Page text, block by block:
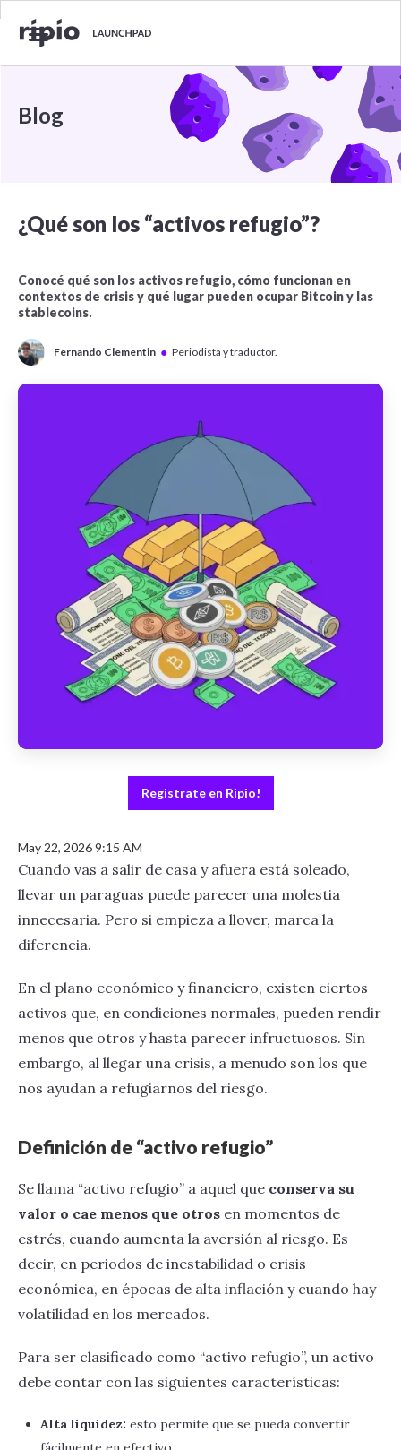
Blog
¿Qué son los “activos refugio”?
Conocé qué son los activos refugio, cómo funcionan en
contextos de crisis y qué lugar pueden ocupar Bitcoin y las
stablecoins.
Fernando Clementin ● Periodista y traductor.
Registrate en Ripio!
May 22, 2026 9:15 AM
Cuando vas a salir de casa y afuera está soleado,
llevar un paraguas puede parecer una molestia
innecesaria. Pero si empieza a llover, marca la
diferencia.
En el plano económico y financiero, existen ciertos
activos que, en condiciones normales, pueden rendir
menos que otros y hasta parecer infructuosos. Sin
embargo, al llegar una crisis, a menudo son los que
nos ayudan a refugiarnos del riesgo.
Definición de “activo refugio”
Se llama “activo refugio” a aquel que conserva su
valor o cae menos que otros en momentos de
estrés, cuando aumenta la aversión al riesgo. Es
decir, en periodos de inestabilidad o crisis
económica, en épocas de alta inflación y cuando hay
volatilidad en los mercados.
Para ser clasificado como “activo refugio”, un activo
debe contar con las siguientes características:
Alta liquidez: esto permite que se pueda convertir